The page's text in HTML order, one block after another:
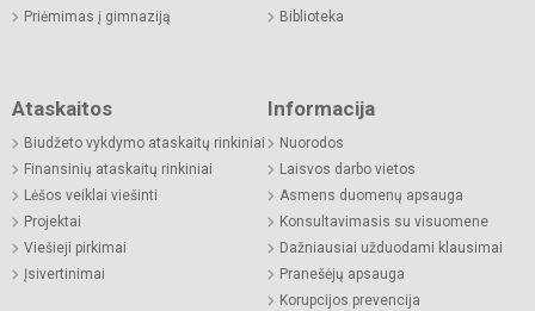
Priėmimas į gimnaziją
Biblioteka
Ataskaitos
Biudžeto vykdymo ataskaitų rinkiniai
Finansinių ataskaitų rinkiniai
Lėšos veiklai viešinti
Projektai
Viešieji pirkimai
Įsivertinimai
Informacija
Nuorodos
Laisvos darbo vietos
Asmens duomenų apsauga
Konsultavimasis su visuomene
Dažniausiai užduodami klausimai
Pranešėjų apsauga
Korupcijos prevencija